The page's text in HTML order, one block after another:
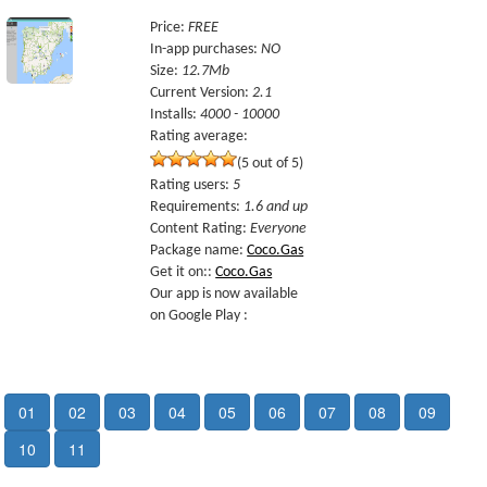
Price:FREE
In-app purchases:NO
Size: 12.7Mb
Current Version:2.1
Installs:4000 - 10000
Rating average:
(5 out of 5)
Rating users: 5
Requirements: 1.6 and up
Content Rating:Everyone
Package name:Coco.Gas
Get it on::Coco.Gas
Our app is now available
on Google Play :
01 02 03 04 05 06 07 08
09
10
11